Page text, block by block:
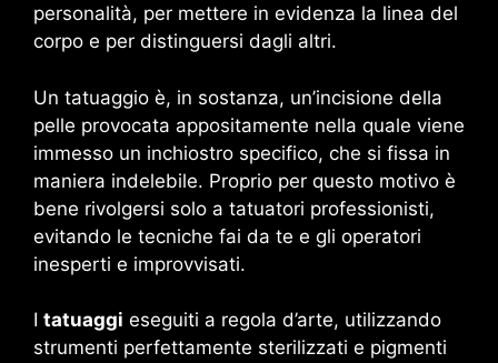
personalità, per mettere in evidenza la linea del
corpo e per distinguersi dagli altri.
Un tatuaggio è, in sostanza, un’incisione della
pelle provocata appositamente nella quale viene
immesso un inchiostro specifico, che si fissa in
maniera indelebile. Proprio per questo motivo è
bene rivolgersi solo a tatuatori professionisti,
evitando le tecniche fai da te e gli operatori
inesperti e improvvisati.
I tatuaggi eseguiti a regola d’arte, utilizzando
strumenti perfettamente sterilizzati e pigmenti